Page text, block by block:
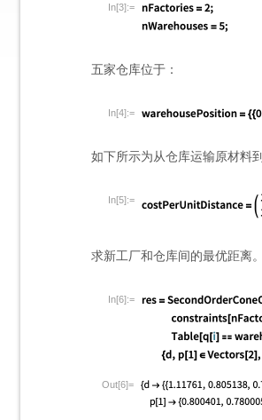
In[3]:=
五家仓库位于：
In[4]:=
如下所示为从仓库运输原材料
In[5]:=
求新工厂和仓库间的最优距离
In[6]:=
Out[6]=